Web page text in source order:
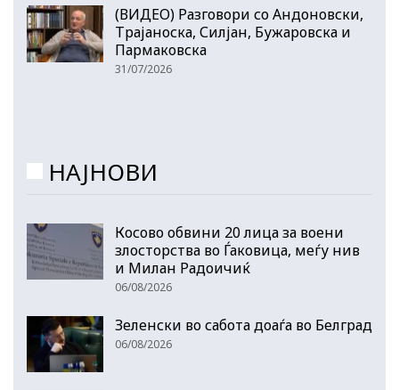
(ВИДЕО) Разговори со Андоновски,
Трајаноска, Силјан, Бужаровска и
Пармаковска
31/07/2026
НАЈНОВИ
Косово обвини 20 лица за воени
злосторства во Ѓаковица, меѓу нив
и Милан Радоичиќ
06/08/2026
Зеленски во сабота доаѓа во Белград
06/08/2026